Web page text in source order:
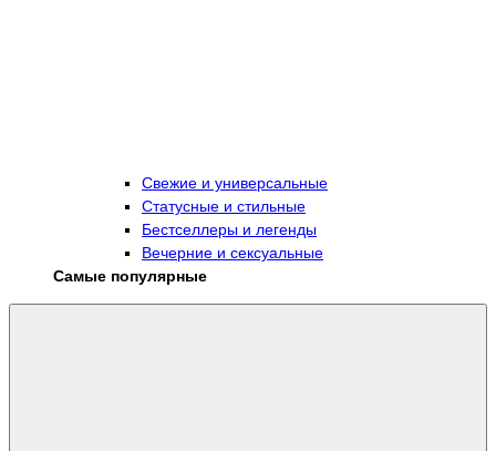
Свежие и универсальные
Статусные и стильные
Бестселлеры и легенды
Вечерние и сексуальные
Самые популярные